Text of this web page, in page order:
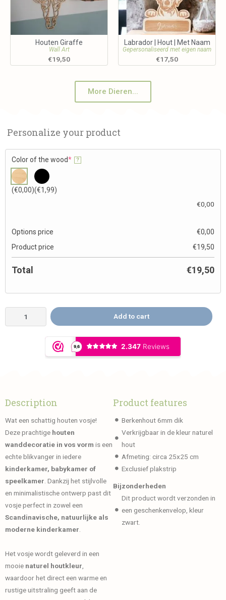
Houten Giraffe
Wall Art
€19,50
Labrador | Hout | Met Naam
Gepersonaliseerd met eigen naam
€17,50
More Dieren...
Personalize your product
Color of the wood* ?
(€0,00)(€1,99)
€0,00
Options price €0,00
Product price
€19,50
Total €19,50
Add to cart
Description
Wat een schattig houten vosje!
Deze prachtige houten
wanddecoratie in vos vorm is een
echte blikvanger in iedere
kinderkamer, babykamer of
speelkamer . Dankzij het stijlvolle
en minimalistische ontwerp past dit
vosje perfect in zowel een
Scandinavische, natuurlijke als
moderne kinderkamer
Het vosje wordt geleverd in een
mooie naturel houtkleur
waardoor het direct een warme en
rustige uitstraling geeft aan de
Product features
Berkenhout 6mm dik
Verkrijgbaar in de kleur naturel
hout
Afmeting: circa 25x25 cm
Exclusief plakstrip
Bijzonderheden
Dit product wordt verzonden in
een geschenkenvelop, kleur
zwart.